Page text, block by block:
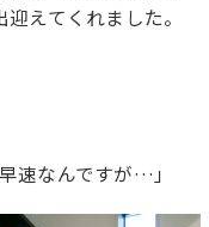
えてくれました。
速なんですが…」